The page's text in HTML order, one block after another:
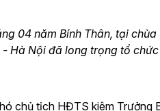
04 năm Bính Thân, tại
Hà Nội đã long trọng tổ
chủ tịch HĐTS kiêm Trưởng